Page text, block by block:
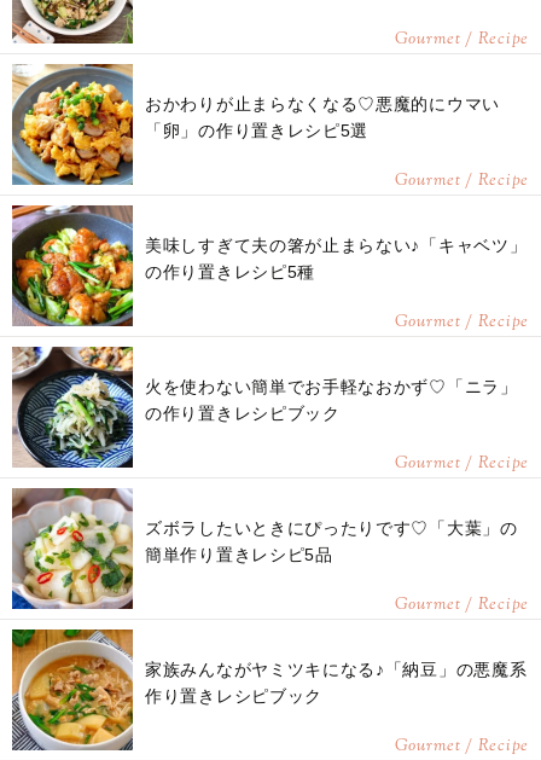
Gourmet / Recipe
おかわりが止まらなくなる♡悪魔的にウマい
「卵」の作り置きレシピ5選
Gourmet / Recipe
美味しすぎて夫の箸が止まらない♪「キャベツ」
の作り置きレシピ5種
Gourmet / Recipe
火を使わない簡単でお手軽なおかず♡「ニラ」
の作り置きレシピブック
Gourmet / Recipe
ズボラしたいときにぴったりです♡「大葉」の
簡単作り置きレシピ5品
Gourmet / Recipe
家族みんながヤミツキになる♪「納豆」の悪魔系
作り置きレシピブック
Gourmet / Recipe